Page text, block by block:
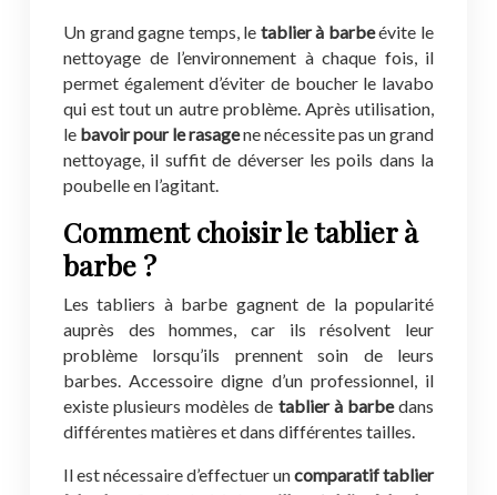
Un grand gagne temps, le tablier à barbeévite le
nettoyage de l’environnement à chaque fois, il
permet également d’éviter de boucher le lavabo
qui est tout un autre problème. Après utilisation,
le bavoir pour le rasagene nécessite pas un grand
nettoyage, il suffit de déverser les poils dans la
poubelle en l’agitant.
Comment choisir le tablier à
barbe ?
Les tabliers à barbe gagnent de la popularité
auprès des hommes, car ils résolvent leur
problème lorsqu’ils prennent soin de leurs
barbes. Accessoire digne d’un professionnel, il
existe plusieurs modèles de tablier à barbedans
différentes matières et dans différentes tailles.
Il est nécessaire d’effectuer uncomparatif tablier